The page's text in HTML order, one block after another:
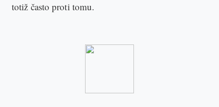
totiž často proti tomu.